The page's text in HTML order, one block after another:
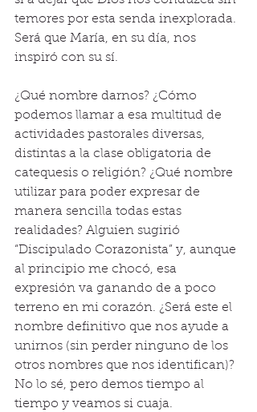
temores por esta senda inexplorada.
Será que María, en su día, nos
inspiró con su sí.
¿Qué nombre darnos? ¿Cómo
podemos llamar a esa multitud de
actividades pastorales diversas,
distintas a la clase obligatoria de
catequesis o religión? ¿Qué nombre
utilizar para poder expresar de
manera sencilla todas estas
realidades? Alguien sugirió
“Discipulado Corazonista” y, aunque
al principio me chocó, esa
expresión va ganando de a poco
terreno en mi corazón. ¿Será este el
nombre definitivo que nos ayude a
unirnos (sin perder ninguno de los
otros nombres que nos identifican)?
No lo sé, pero demos tiempo al
tiempo y veamos si cuaja.